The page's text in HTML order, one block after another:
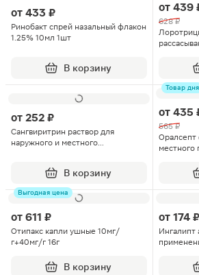
от 433 ₽
Ринобакт спрей назальный флакон
1.25% 10мл 1шт
В корзину
от 439
628 ₽
от 252 ₽
Сангвиритрин раствор для
наружного и местного
В корзину
Товар дня
от 435
565 ₽
Оралсепт
Выгодная цена
от 611 ₽
Отипакс капли ушные 10мг/
г+40мг/г 16г
В корзину
от 174 ₽
Ингалипт